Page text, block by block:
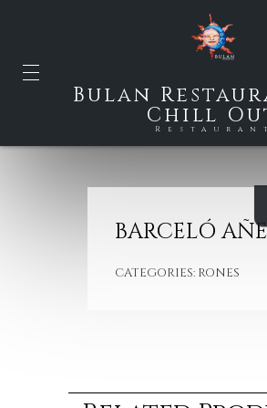
Bulan
Chill
BARCELÓ
CATEGORIES: RONES